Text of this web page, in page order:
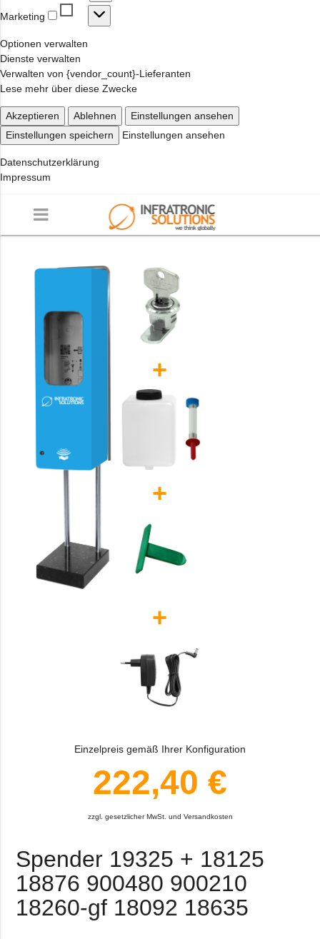
Marketing
Marketing
Optionen verwalten
Dienste verwalten
Verwalten von {vendor_count}-Lieferanten
Lese mehr über diese Zwecke
Akzeptieren Ablehnen
Einstellungen ansehen
Einstellungen speichern
Einstellungen ansehen
Datenschutzerklärung
Impressum
+
+
+
Einzelpreis gemäß Ihrer Konfiguration
222,40 €
zzgl. gesetzlicher MwSt. und Versandkosten
Spender 19325 + 18125
18876 900480 900210
18260-gf 18092 18635